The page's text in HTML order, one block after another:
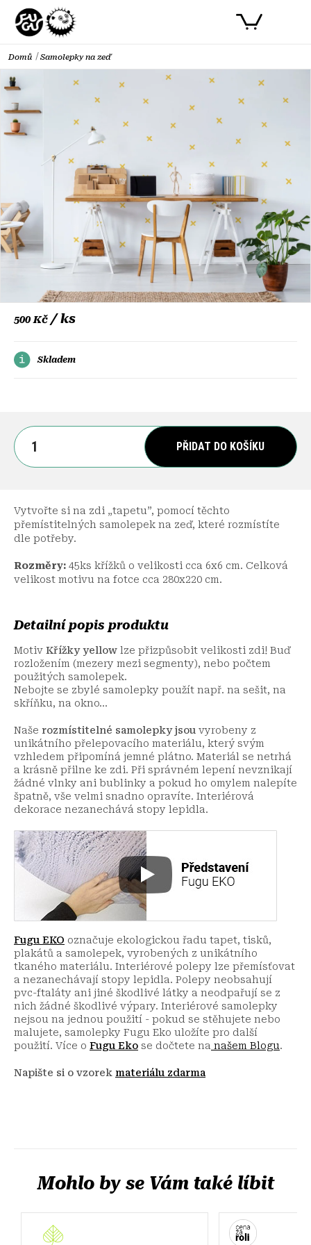
obsah
NÁKUPNÍ
Domů Samolepky na zeď
500 Kč / ks
Skladem
PŘIDAT DO KOŠÍKU
Vytvořte si na zdi „tapetu”, pomocí těchto
přemístitelných samolepek na zeď, které rozmístíte
dle potřeby.
Rozměry: 45ks křížků o velikosti cca 6x6 cm. Celková
velikost motivu na fotce cca 280x220 cm.
Detailní popis produktu
Motiv Křížky yellow lze přizpůsobit velikosti zdi! Buď
rozložením (mezery mezi segmenty), nebo počtem
použitých samolepek.
Nebojte se zbylé samolepky použít např. na sešit, na
skříňku, na okno...
Naše rozmístitelné samolepky jsou vyrobeny z
unikátního přelepovacího materiálu, který svým
vzhledem připomíná jemné plátno. Materiál se netrhá
a krásně přilne ke zdi. Při správném lepení nevznikají
žádné vlnky ani bublinky a pokud ho omylem nalepíte
špatně, vše velmi snadno opravíte. Interiérová
dekorace nezanechává stopy lepidla.
Fugu EKO označuje ekologickou řadu tapet, tisků,
plakátů a samolepek, vyrobených z unikátního
tkaného materiálu. Interiérové polepy lze přemísťovat
a nezanechávají stopy lepidla. Polepy neobsahují
pvc-ftaláty ani jiné škodlivé látky a neodpařují se z
nich žádné škodlivé výpary. Interiérové samolepky
nejsou na jednou použití - pokud se stěhujete nebo
malujete, samolepky Fugu Eko uložíte pro další
použití. Více o Fugu Eko se dočtete na našem Blogu.
Napište si o vzorek materiálu zdarma
PŘIHLÁSIT SE